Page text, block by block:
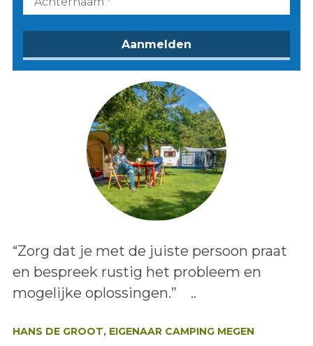
Lees het bericht:
“Zorg dat je met de juiste persoon praat
en bespreek rustig het probleem en
mogelijke oplossingen.” ..
HANS DE GROOT, EIGENAAR CAMPING MEGEN